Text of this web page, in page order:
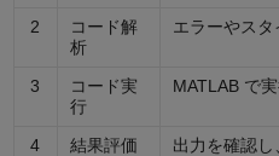
2
コード解
析
エラーやス
3
コード実
行
MATLAB で
4 結果評価 出力を確認